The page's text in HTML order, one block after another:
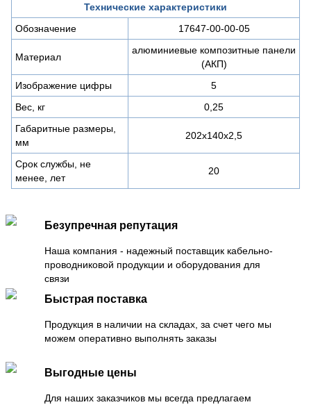
Технические характеристики
Обозначение
17647-00-00-05
Материал
алюминиевые композитные панели
(АКП)
Изображение цифры
5
Вес, кг
0,25
Габаритные размеры,
мм
202х140х2,5
Срок службы, не
менее, лет
20
Безупречная репутация
Наша компания - надежный поставщик кабельно-
проводниковой продукции и оборудования для
связи
Быстрая поставка
Продукция в наличии на складах, за счет чего мы
можем оперативно выполнять заказы
Выгодные цены
Для наших заказчиков мы всегда предлагаем